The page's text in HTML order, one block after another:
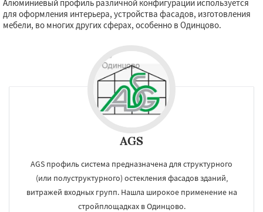
Алюминиевый профиль различной конфигурации используется
для оформления интерьера, устройства фасадов, изготовления
мебели, во многих других сферах, особенно в Одинцово.
AGS
AGS профиль система предназначена для структурного
(или полуструктурного) остекления фасадов зданий,
витражей входных групп. Нашла широкое применение на
стройплощадках в Одинцово.